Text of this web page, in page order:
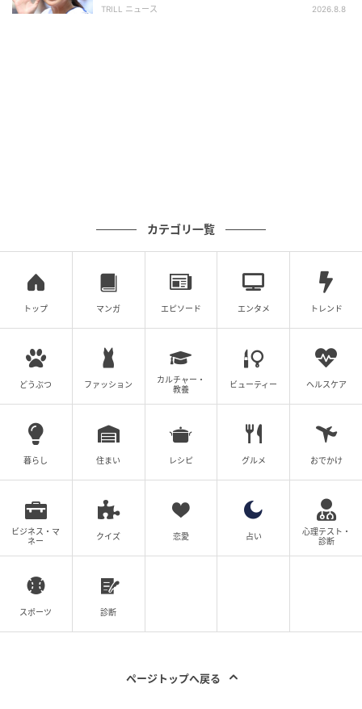
TRILL ニュース 2026.8.8
カテゴリ一覧
トップ マンガ エピソード エンタメ トレンド
どうぶつ ファッション
カルチャー・
教養
ビューティー ヘルスケア
暮らし 住まい レシピ グルメ おでかけ
ビジネス・マ
ネー
クイズ 恋愛 占い
心理テスト・
診断
スポーツ 診断
ページトップへ戻る